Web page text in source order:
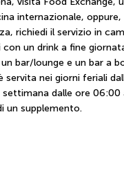
internazionale,
richiedi il servizio in
un drink a fine
bar/lounge e un bar a
servita nei giorni feriali
dalle ore 06:00
un supplemento.